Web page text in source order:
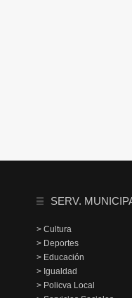
SERV.
> Cultura
> Deportes
> Educación
> Igualdad
> Policva Local